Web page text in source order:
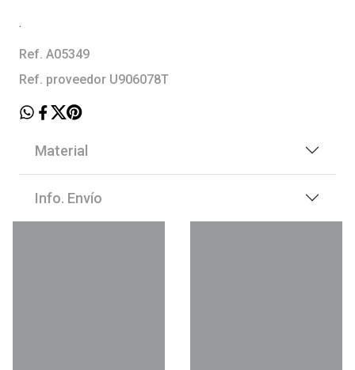
.
Ref. A05349
Ref. proveedor U906078T
Material
Info. Envío